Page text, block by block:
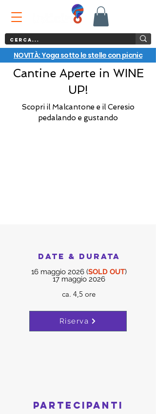
NOVITÀ: Yoga sotto le stelle con picnic
Cantine Aperte in WINE
UP!
Scopri il Malcantone e il Ceresio
pedalando e gustando
DATE & durata
16 maggio 2026 (SOLD OUT)
17 maggio 2026
ca. 4,5 ore
Riserva
partecipanti